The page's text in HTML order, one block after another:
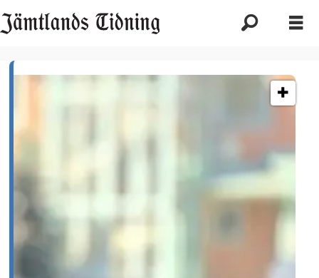
Etikett:
äldrevård